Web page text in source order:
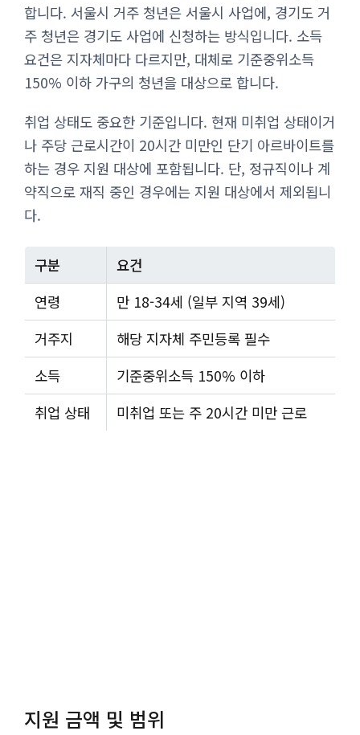
합니다. 서울시 거주 청년은 서울시 사업에, 경기도 거
주 청년은 경기도 사업에 신청하는 방식입니다. 소득
요건은 지자체마다 다르지만, 대체로 기준중위소득
150% 이하 가구의 청년을 대상으로 합니다.
취업 상태도 중요한 기준입니다. 현재 미취업 상태이거
나 주당 근로시간이 20시간 미만인 단기 아르바이트를
하는 경우 지원 대상에 포함됩니다. 단, 정규직이나 계
약직으로 재직 중인 경우에는 지원 대상에서 제외됩니
다.
구분
요건
연령
만 18-34세 (일부 지역 39세)
거주지
해당 지자체 주민등록 필수
소득
기준중위소득 150% 이하
취업 상태
미취업 또는 주 20시간 미만 근로
지원 금액 및 범위